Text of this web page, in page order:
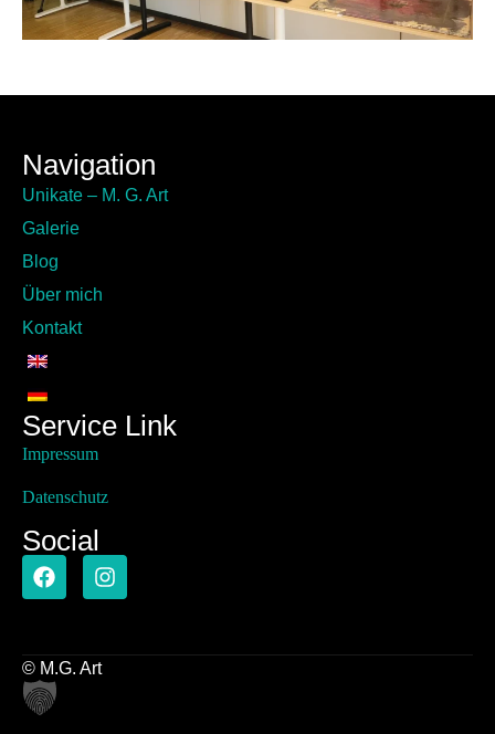
Navigation
Unikate – M. G. Art
Galerie
Blog
Über mich
Kontakt
Service Link
Impressum
Datenschutz
Social
© M.G. Art